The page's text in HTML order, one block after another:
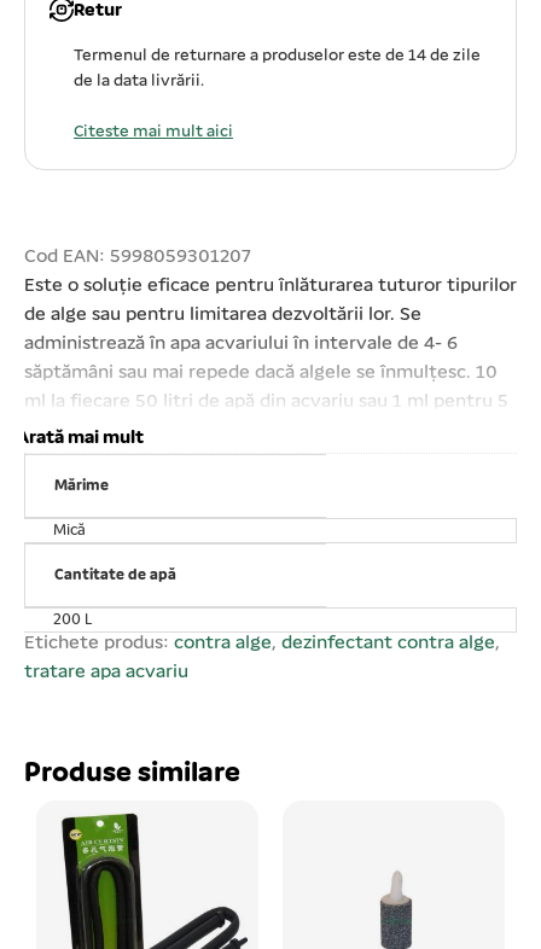
Retur
Termenul de returnare a produselor este de 14 de zile
de la data livrării.
Citeste mai mult aici
Cod EAN: 5998059301207
Este o soluție eficace pentru înlăturarea tuturor tipurilor
de alge sau pentru limitarea dezvoltării lor. Se
administrează în apa acvariului în intervale de 4- 6
săptămâni sau mai repede dacă algele se înmulțesc. 10
ml la fiecare 50 litri de apă din acvariu sau 1 ml pentru 5
l de apă. Nociv pentru fauna acvatică, poate cauza daune
de lungă durată. Numai pentru apa de acvariu. Cantitate:
40 ml. Se vinde ambalat câte 5 buc/set! Prețul afișat
este per buc!
Arată mai mult
Mărime
Mică
Cantitate de apă
200 L
Etichete produs: contra alge, dezinfectant contra alge,
tratare apa acvariu
Produse similare